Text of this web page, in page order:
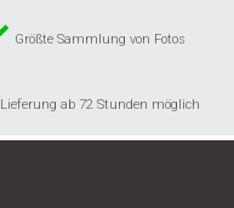
Größte Sammlung von Fotos
Lieferung ab 72 Stunden möglich